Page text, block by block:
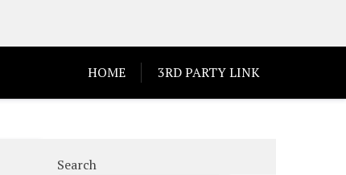
HOME 3RD PARTY LINK
Search